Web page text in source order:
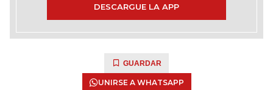
DESCARGUE LA APP
GUARDAR
UNIRSE A WHATSAPP